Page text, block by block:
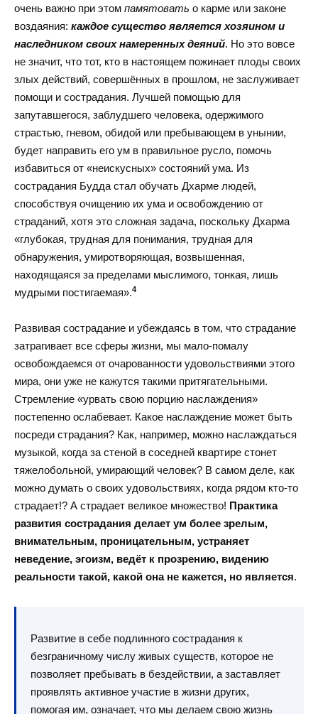
очень важно при этом памятовать о карме или законе
воздаяния: каждое существо является хозяином и
наследником своих намеренных деяний. Но это вовсе
не значит, что тот, кто в настоящем пожинает плоды своих
злых действий, совершённых в прошлом, не заслуживает
помощи и сострадания. Лучшей помощью для
запутавшегося, заблудшего человека, одержимого
страстью, гневом, обидой или пребывающем в унынии,
будет направить его ум в правильное русло, помочь
избавиться от «неискусных» состояний ума. Из
сострадания Будда стал обучать Дхарме людей,
способствуя очищению их ума и освобождению от
страданий, хотя это сложная задача, поскольку Дхарма
«глубокая, трудная для понимания, трудная для
обнаружения, умиротворяющая, возвышенная,
находящаяся за пределами мыслимого, тонкая, лишь
мудрыми постигаемая».4
Развивая сострадание и убеждаясь в том, что страдание
затрагивает все сферы жизни, мы мало-помалу
освобождаемся от очарованности удовольствиями этого
мира, они уже не кажутся такими притягательными.
Стремление «урвать свою порцию наслаждения»
постепенно ослабевает. Какое наслаждение может быть
посреди страдания? Как, например, можно наслаждаться
музыкой, когда за стеной в соседней квартире стонет
тяжелобольной, умирающий человек? В самом деле, как
можно думать о своих удовольствиях, когда рядом кто-то
страдает!? А страдает великое множество! Практика
развития сострадания делает ум более зрелым,
внимательным, проницательным, устраняет
неведение, эгоизм, ведёт к прозрению, видению
реальности такой, какой она не кажется, но является.
Развитие в себе подлинного сострадания к
безграничному числу живых существ, которое не
позволяет пребывать в бездействии, а заставляет
проявлять активное участие в жизни других,
помогая им, означает, что мы делаем свою жизнь